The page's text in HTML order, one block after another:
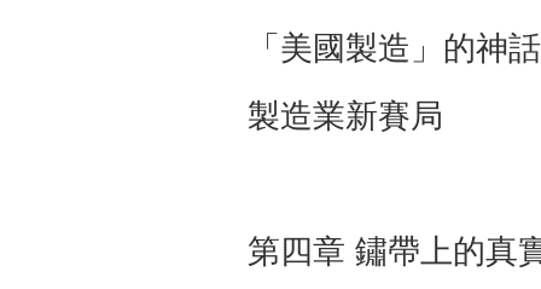
「美國製造」
製造業新
第四章 鏽帶上的真